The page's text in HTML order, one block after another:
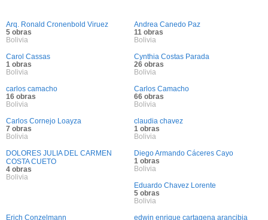
Arq. Ronald Cronenbold Viruez
5 obras
Bolivia
Andrea Canedo Paz
11 obras
Bolivia
Carol Cassas
1 obras
Bolivia
Cynthia Costas Parada
26 obras
Bolivia
carlos camacho
16 obras
Bolivia
Carlos Camacho
66 obras
Bolivia
Carlos Cornejo Loayza
7 obras
Bolivia
claudia chavez
1 obras
Bolivia
DOLORES JULIA DEL CARMEN
COSTA CUETO
4 obras
Bolivia
Diego Armando Cáceres Cayo
1 obras
Bolivia
Eduardo Chavez Lorente
5 obras
Bolivia
Erich Conzelmann
edwin enrique cartagena arancibia